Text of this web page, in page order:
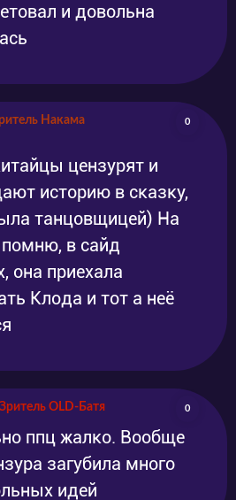
и довольна
Накама
0
цензурят и
историю в сказку,
танцовщицей) На
помню, в сайд
она приехала
Клода и тот а неё
Зритель OLD-Батя 0
ппц жалко. Вообще
загубила много
идей